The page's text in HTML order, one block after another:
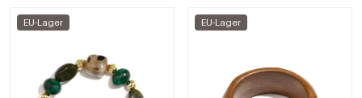
EU-Lager EU-Lager